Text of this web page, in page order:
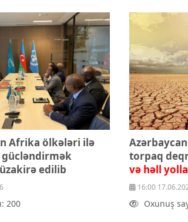
Afrika ölkələri ilə
gücləndirmək
edilib
200
torpaq
və həll
16:00
Oxunuş